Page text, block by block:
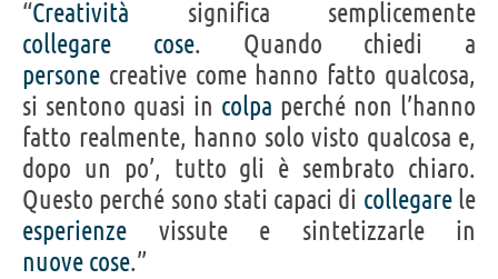
“Creatività significa semplicemente
collegare
cose. Quando chiedi a
persone creative come hanno fatto qualcosa,
si sentono quasi in colpa perché non l’hanno
fatto realmente, hanno solo visto qualcosa e,
dopo un po’, tutto gli è sembrato chiaro.
Questo perché sono stati capaci di collegarele
esperienze vissute e sintetizzarle in
nuove cose.”